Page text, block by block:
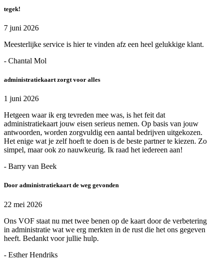
tegek!
7 juni 2026
Meesterlijke service is hier te vinden afz een heel gelukkige klant.
- Chantal Mol
administratiekaart zorgt voor alles
1 juni 2026
Hetgeen waar ik erg tevreden mee was, is het feit dat
administratiekaart jouw eisen serieus nemen. Op basis van jouw
antwoorden, worden zorgvuldig een aantal bedrijven uitgekozen.
Het enige wat je zelf hoeft te doen is de beste partner te kiezen. Zo
simpel, maar ook zo nauwkeurig. Ik raad het iedereen aan!
- Barry van Beek
Door administratiekaart de weg gevonden
22 mei 2026
Ons VOF staat nu met twee benen op de kaart door de verbetering
in administratie wat we erg merkten in de rust die het ons gegeven
heeft. Bedankt voor jullie hulp.
- Esther Hendriks